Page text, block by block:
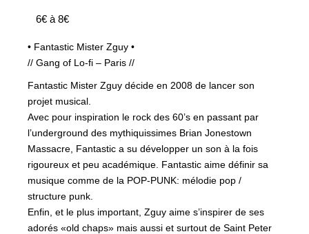
6€ à 8€
• Fantastic Mister Zguy •
// Gang of Lo-fi – Paris //
Fantastic Mister Zguy décide en 2008 de lancer son
projet musical.
Avec pour inspiration le rock des 60’s en passant par
l’underground des mythiquissimes Brian Jonestown
Massacre, Fantastic a su développer un son à la fois
rigoureux et peu académique. Fantastic aime définir sa
musique comme de la POP-PUNK: mélodie pop /
structure punk.
Enfin, et le plus important, Zguy aime s’inspirer de ses
adorés «old chaps» mais aussi et surtout de Saint Peter